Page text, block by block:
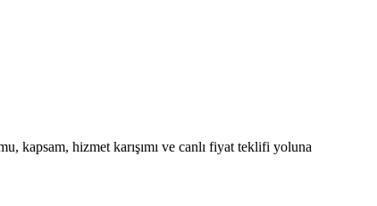
kapsam, hizmet karışımı ve canlı fiyat teklifi yoluna